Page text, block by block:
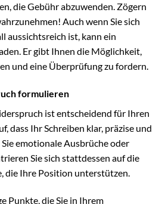
die Gebühr abzuwenden. Zögern
Auch wenn Sie sich
aussichtsreich ist, kann ein
Er gibt Ihnen die Möglichkeit,
und eine Überprüfung zu fordern.
formulieren
ist entscheidend für Ihren
dass Ihr Schreiben klar, präzise und
emotionale Ausbrüche oder
Sie sich stattdessen auf die
die Ihre Position unterstützen.
Punkte, die Sie in Ihrem